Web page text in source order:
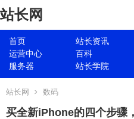
站长网
首页 站长资讯
运营中心
百科
服务器
站长学院
站长网 数码
买全新iPhone的四个步骤